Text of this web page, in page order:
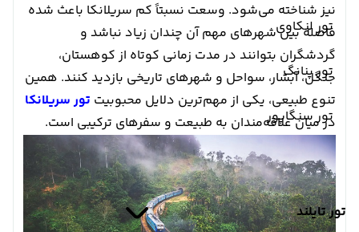
تور لنکاوی
تور پنانگ
تور سنگاپور
تور تایلند
نیز شناخته می‌شود. وسعت نسبتاً کم سریلانکا باعث شده
فاصله بین شهرهای مهم آن چندان زیاد نباشد و
گردشگران بتوانند در مدت زمانی کوتاه از کوهستان،
جنگل، آبشار، سواحل و شهرهای تاریخی بازدید کنند. همین
تنوع طبیعی، یکی از مهم‌ترین دلایل محبوبیت تور سریلانکا
در میان علاقه‌مندان به طبیعت و سفرهای ترکیبی است.